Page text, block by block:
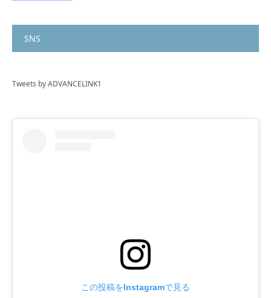
SNS
Tweets by ADVANCELINK1
この投稿をInstagramで見る